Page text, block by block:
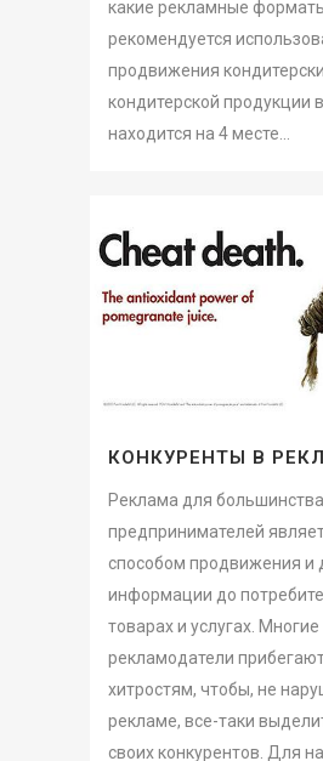
какие рекламные
рекомендуется
продвижения
кондитерской продукции
находится на 4 месте...
КОНКУРЕНТЫ В
Реклама для большинства
предпринимателей
способом продвижения и
информации до
товарах и услугах. Многие
рекламодатели
хитростям, чтобы, не
рекламе, все-таки
своих конкурентов. Для